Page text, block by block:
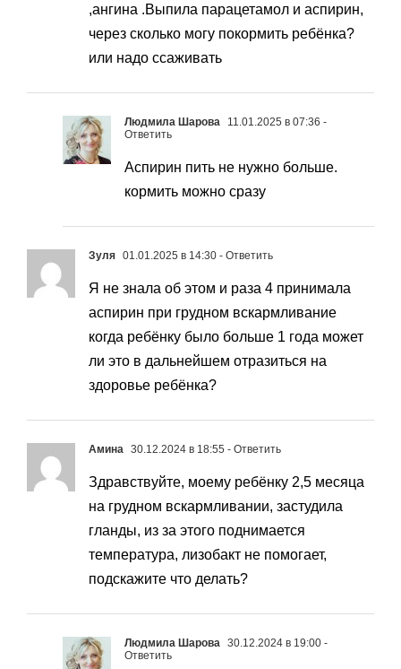
,ангина .Выпила парацетамол и аспирин,
через сколько могу покормить ребёнка?
или надо ссаживать
Людмила Шарова 11.01.2025 в 07:36 -
Ответить
Аспирин пить не нужно больше.
кормить можно сразу
Зуля 01.01.2025 в 14:30 - Ответить
Я не знала об этом и раза 4 принимала
аспирин при грудном вскармливание
когда ребёнку было больше 1 года может
ли это в дальнейшем отразиться на
здоровье ребёнка?
Амина 30.12.2024 в 18:55 - Ответить
Здравствуйте, моему ребёнку 2,5 месяца
на грудном вскармливании, застудила
гланды, из за этого поднимается
температура, лизобакт не помогает,
подскажите что делать?
Людмила Шарова 30.12.2024 в 19:00 -
Ответить